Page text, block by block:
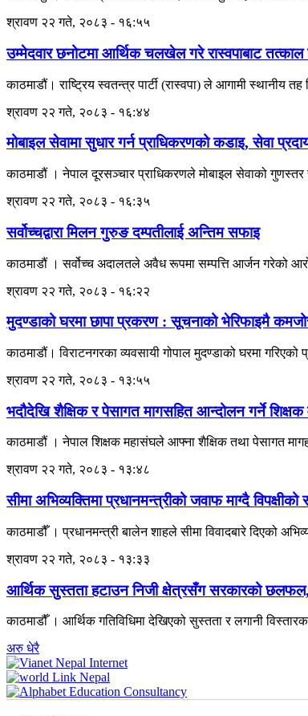
श्रावण २२ गते, २०८३ - १६:५५
उम्मेदवार छनोटमा आर्थिक चलखेल गरे रास्वपाबाट
काठमाडौं। राष्ट्रिय स्वतन्त्र पार्टी (रास्वपा) ले आगामी स्थानीय
श्रावण २२ गते, २०८३ - १६:४४
मोबाइल सेवामा सुधार गर्न प्राधिकरणको कडाइ, सेवा
काठमाडौं । नेपाल दूरसञ्चार प्राधिकरणले मोबाइल सेवाको गुणस्तर
श्रावण २२ गते, २०८३ - १६:३५
सर्वोच्चद्वारा मिलन गुरुङ दम्पतीलाई अन्तिम सफाइ
काठमाडौं । सर्वोच्च अदालतले अवैध रूपमा सम्पत्ति आर्जन गरेको
श्रावण २२ गते, २०८३ - १६:२२
मुदण्डाको घरमा छापा प्रकरण : सूचनाको भेरिफाइमै
काठमाडौं। विराटनगरका व्यवसायी गोपाल मुदण्डाको घरमा
श्रावण २२ गते, २०८३ - १३:५५
भदौदेखि शैक्षिक र पेसागत मागसहित आन्दोलन गर्ने शिक्षक
काठमाडौं । नेपाल शिक्षक महासंघले आफ्ना शैक्षिक तथा पेसागत
श्रावण २२ गते, २०८३ - १३:४८
सीमा अभिव्यक्तिमा प्रधानमन्त्रीको जवाफ माग्दै
काठमाडौँ । प्रधानमन्त्री बालेन शाहले सीमा विवादबारे दिएको
श्रावण २२ गते, २०८३ - १३:३३
आर्थिक सुस्तता हटाउन निजी क्षेत्रसँग सरकारको छलफल,
काठमाडौँ । आर्थिक गतिविधिमा देखिएको सुस्तता र लगानी
अरु धेरै